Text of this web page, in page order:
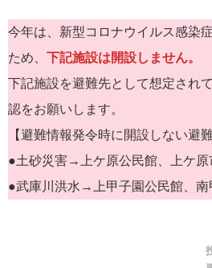
今年は、新型コロナウイルス感染
ため、 下記施設は開設しません。
下記施設を避難先として想定され
認をお願いします。
【避難情報発令時に開設しない避難
●土砂災害→上ケ原公民館、上ケ原
●武庫川洪水→上甲子園公民館、南